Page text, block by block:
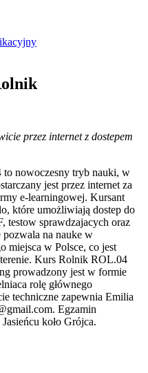
przez internet z dostepem
nowoczesny tryb nauki, w
jest przez internet za
e-learningowej. Kursant
które umożliwiają dostep do
testow sprawdzajacych oraz
na nauke w
miejsca w Polsce, co jest
Kurs Rolnik ROL.04
prowadzony jest w formie
rolę głównego
techniczne zapewnia Emilia
Egzamin
koło Grójca.